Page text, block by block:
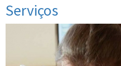
Serviços